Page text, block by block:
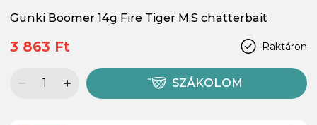
Gunki Boomer 14g Fire Tiger M.S chatterbait
Raktáron
3 863 Ft
SZÁKOLOM